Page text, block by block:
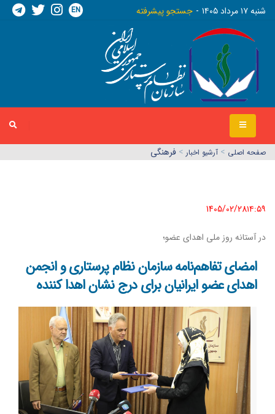
شنبه ١٧ مرداد ١٤٠٥ جستجو پیشرفته EN
صفحه اصلي > آرشیو اخبار > فرهنگی
1405/02/28١٤:٥٩
در آستانه روز ملی اهدای عضو؛
امضای تفاهم‌نامه سازمان نظام پرستاری و انجمن
اهدای عضو ایرانیان برای درج نشان اهدا کننده